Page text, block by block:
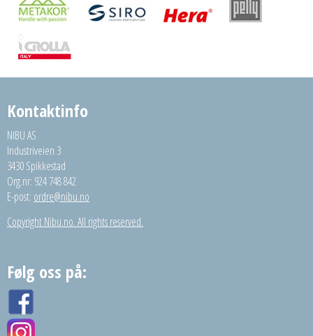
Kontaktinfo
NIBU AS
Industriveien 3
3430 Spikkestad
Org.nr: 924 748 842
E-post: ordre@nibu.no
Copyright Nibu.no. All rights reserved.
Følg oss på: